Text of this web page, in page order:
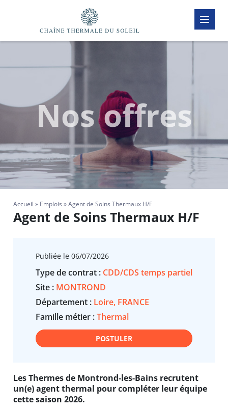
(Pressez
Nos offres
Accueil » Emplois »Agent de Soins Thermaux H/F
Agent de Soins Thermaux H/F
Publiée le 06/07/2026
Type de contrat : CDD/CDS temps partiel
Site : MONTROND
Département : Loire, FRANCE
Famille métier :Thermal
POSTULER
Les Thermes de Montrond-les-Bains recrutent
un(e) agent thermal pour compléter leur équipe
cette saison 2026.